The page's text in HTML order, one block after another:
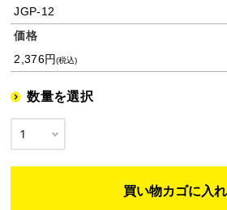
JGP-12
価格
2,376円(税込)
数量を選択